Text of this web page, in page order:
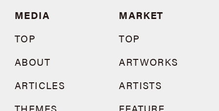
MEDIA
TOP
ABOUT
ARTICLES
MARKET
TOP
ARTWORKS
ARTISTS